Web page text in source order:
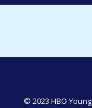
© 2023 HBO